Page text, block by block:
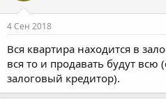
4 Сен 2018
Вся квартира находится в
вся то и продавать будут всю
залоговый кредитор).